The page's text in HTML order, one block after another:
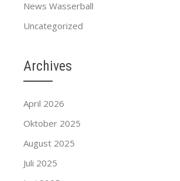
News Wasserball
Uncategorized
Archives
April 2026
Oktober 2025
August 2025
Juli 2025